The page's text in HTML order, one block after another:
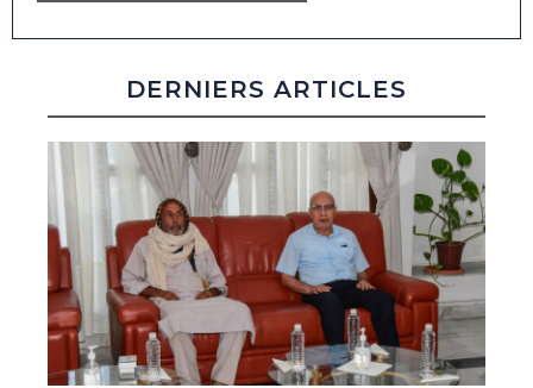
DERNIERS ARTICLES